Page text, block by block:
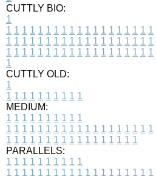
CUTTLY BIO:
1
1 1 1 1 1 1 1 1 1 1 1 1 1 1 1 1 1 1 1
1 1 1 1 1 1 1 1 1 1 1 1 1 1 1 1 1 1 1
1 1 1 1 1 1 1 1 1 1 1 1 1 1 1 1 1 1 1
1
CUTTLY OLD:
1
1 1 1 1 1 1 1 1 1 1
MEDIUM:
1 1 1 1 1 1 1 1 1 1
1 1 1 1 1 1 1 1 1 1 1 1 1 1 1 1 1 1 1
1 1 1 1 1 1 1 1 1 1 1 1 1 1 1 1 1
PARALLELS:
1 1 1 1 1 1 1 1 1 1
1 1 1 1 1 1 1 1 1 1 1 1 1 1 1 1 1 1 1